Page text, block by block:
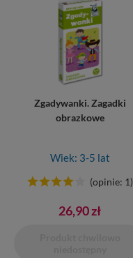
Zgadywanki. Zagadki
obrazkowe
Wiek: 3-5 lat
(opinie: 1)
26,90 zł